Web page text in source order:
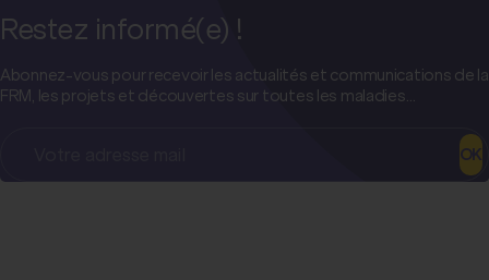
Restez informé(e) !
Abonnez-vous pour recevoir les actualités et communications de la
FRM, les projets et découvertes sur toutes les maladies…
OK